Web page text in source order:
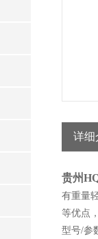
详细
贵州
有重量
等优点
型号/参